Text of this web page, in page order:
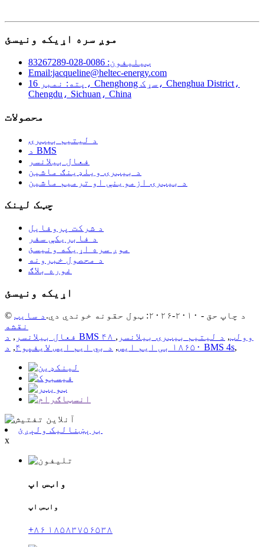
موږ سره اړیکه ونیسئ
ټیلیفون: 0086-028-83267289
Email:jacqueline@heltec-energy.com
پته: نمبر 16، Chenghong سړک، Chenghua District،
Chengdu، Sichuan، China
محصولات
د لیتیم بیټرۍ
د BMS
فعال بیلانسر
د بیټرۍ ویلډینګ ماشین
د بیټرۍ ازموینې او ترمیم ماشین
چټک لینک
د شرکت پروفایل
د فابریکې سفر
موږ سره اړیکه ونیسئ
د محصول خبرونه
غوره بلاګ
اړیکه ونیسئ
© د چاپ حق - ۲۰۱۰-۲۰۲۶: ټول حقونه خوندي دي.
د سایټ
نقشه
فعال بیلانسر , د BMS ۴۸ وولټ, د لیتیم بیټرۍ بیلانسر ,
۱۸۶۵۰ بی ایم ایس
, د بي ايم ايس لايفپو۴ , د BMS 4s,
برېښنالیک ولېږئ
x
واټس اپ
واټس اپ
+۸۶ ۱۸۵۸۳۷۵۶۵۳۸